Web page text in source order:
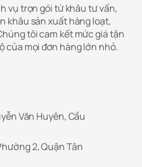
vụ trọn gói từ khâu tư vấn,
khâu sản xuất hàng loạt,
tôi cam kết mức giá tận
của mọi đơn hàng lớn nhỏ.
Văn Huyên, Cầu
2, Quận Tân